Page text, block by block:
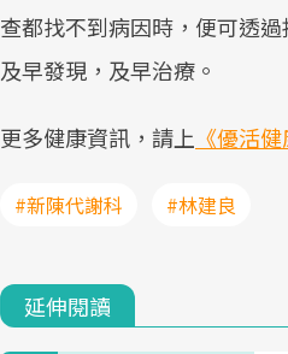
查都找不到病因時，便可透
及早發現，及早治療。
更多健康資訊，請上 《優活健
#新陳代謝科 #林建良
延伸閱讀